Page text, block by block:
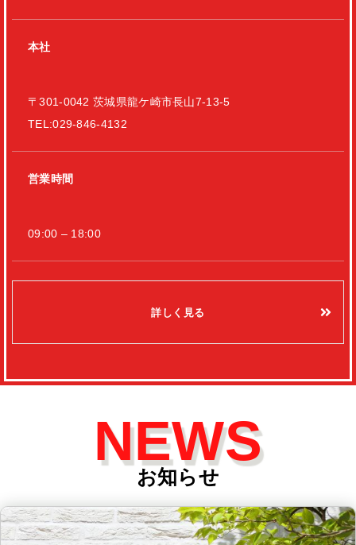
本社
〒301-0042 茨城県龍ケ崎市長山7-13-5
TEL:029-846-4132
営業時間
09:00 – 18:00
詳しく見る
NEWS
お知らせ